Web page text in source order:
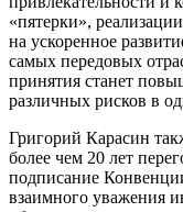
«пятерки»,
на ускоренное
самых передовых
принятия станет
различных рисков в
Григорий Карасин
более чем 20 лет
подписание
взаимного уважения